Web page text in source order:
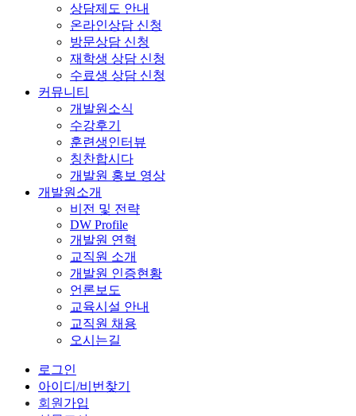
상담제도 안내
온라인상담 신청
방문상담 신청
재학생 상담 신청
수료생 상담 신청
커뮤니티
개발원소식
수강후기
훈련생인터뷰
칭찬합시다
개발원 홍보 영상
개발원소개
비전 및 전략
DW Profile
개발원 연혁
교직원 소개
개발원 인증현황
언론보도
교육시설 안내
교직원 채용
오시는길
로그인
아이디/비번찾기
회원가입